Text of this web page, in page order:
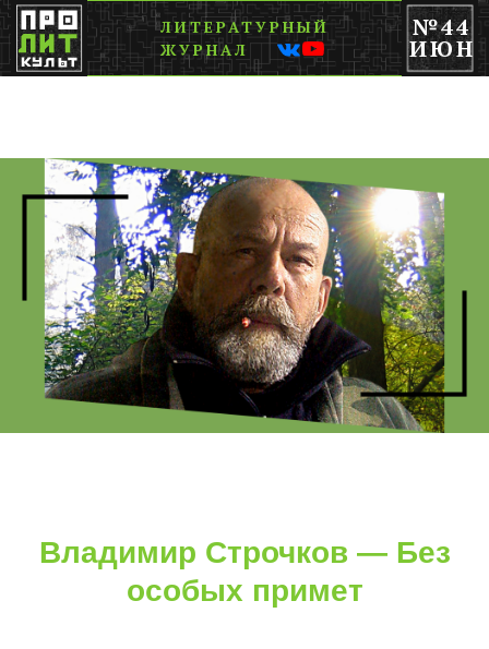
ЛИТЕРАТУРНЫЙ
ЖУРНАЛ
№44
ИЮН
Владимир Строчков — Без
особых примет